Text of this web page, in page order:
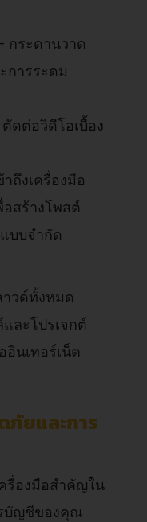
กระดานวาด
การระดม
ดต่อวิดีโอเบื้อง
าถึงเครื่องมือ
สร้างโพสต์
บบจำกัด
าวด์ทั้งหมด
ละโปรเจกต์
นเทอร์เน็ต
ภัยและการ
รื่องมือสำคัญใน
บัญชีของคุณ